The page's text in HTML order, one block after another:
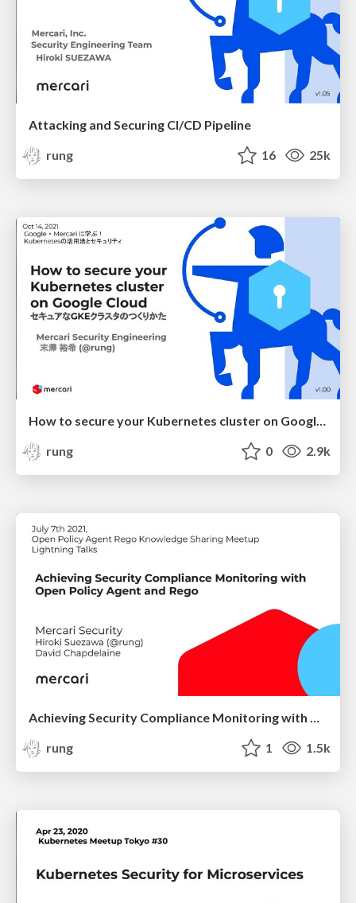
Attacking and Securing CI/CD Pipeline
rung
16 25k
How to secure your Kubernetes cluster on Google Cloud - セキュアなGKEクラスタのつくりかた
rung
0 2.9k
Achieving Security Compliance Monitoring with Open Policy Agent and Rego
rung
1 1.5k